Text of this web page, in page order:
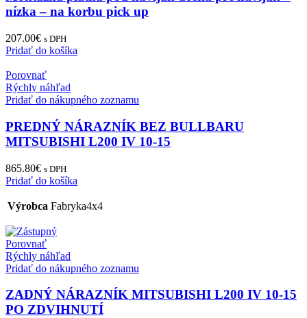
nízka – na korbu pick up
207.00€ s DPH
Pridať do košíka
Porovnať
Rýchly náhľad
Pridať do nákupného zoznamu
PREDNÝ NÁRAZNÍK BEZ BULLBARU
MITSUBISHI L200 IV 10-15
865.80€ s DPH
Pridať do košíka
Výrobca Fabryka4x4
Porovnať
Rýchly náhľad
Pridať do nákupného zoznamu
ZADNÝ NÁRAZNÍK MITSUBISHI L200 IV 10-15
PO ZDVIHNUTÍ